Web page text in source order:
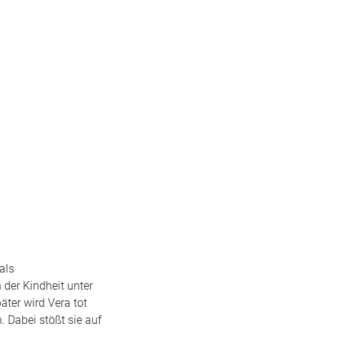
der Kindheit unter
wird Vera tot
Dabei stößt sie auf